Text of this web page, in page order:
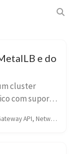
e do
cluster
com suporte
como...
API, Networking